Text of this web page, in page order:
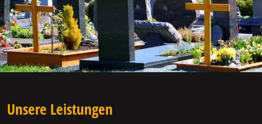
Unsere Leistungen